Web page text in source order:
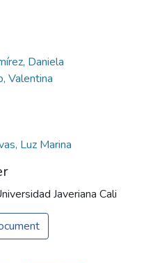
Daniela
Valentina
Luz Marina
Javeriana Cali